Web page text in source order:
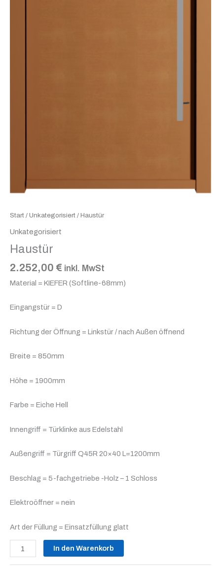
Start / Unkategorisiert / Haustür
Unkategorisiert
Haustür
2.252,00 € inkl. MwSt
Material = KIEFER (Softline-68mm)
Eingangstür = D
Richtung der Öffnung = Linkstür / nach Außen öffnend
Breite = 850mm
Höhe = 1900mm
Farbe = Eiche Hell
Innengriff = Türklinke aus Edelstahl
Außengriff = Türgriff Q45R 20×40 L=1200mm
Beschlag = 5-fachgetriebe -Holz – 1 Schloss
Elektroöffner = nein
Art der Füllung = Einsatzfüllung glatt
In den Warenkorb